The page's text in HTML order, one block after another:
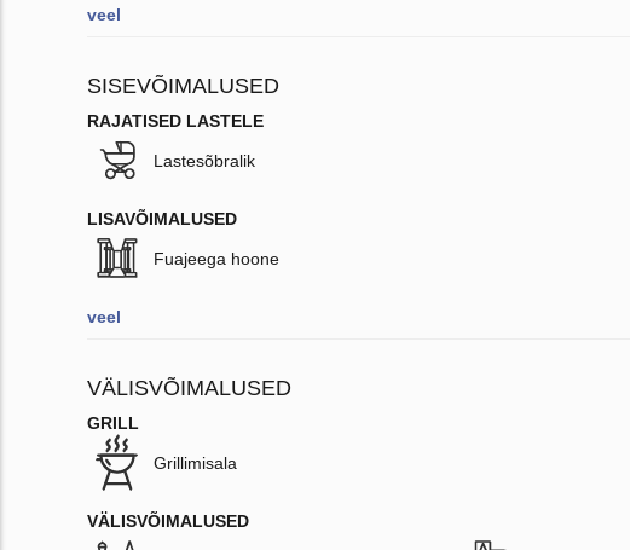
veel
SISEVÕIMALUSED
RAJATISED LASTELE
Lastesõbralik
LISAVÕIMALUSED
Fuajeega hoone
veel
VÄLISVÕIMALUSED
GRILL
Grillimisala
VÄLISVÕIMALUSED